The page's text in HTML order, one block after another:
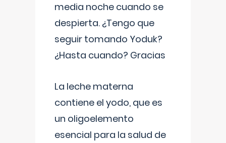
media noche cuando se
despierta. ¿Tengo que
seguir tomando Yoduk?
¿Hasta cuando? Gracias
La leche materna
contiene el yodo, que es
un oligoelemento
esencial para la salud de